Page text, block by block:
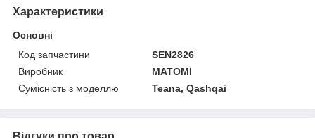
Характеристики
Основні
Код запчастини
SEN2826
Виробник
MATOMI
Сумісність з моделлю
Teana, Qashqai